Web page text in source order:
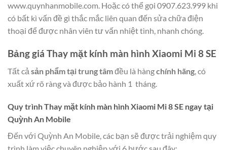
www.quynhanmobile.com. Hoặc có thể gọi 0907.623.999 khi
có bất kì vấn đề gì thắc mắc liên quan đến sửa chữa điện
thoại để được nhân viên tư vấn nhiệt tình, nhanh chóng.
Bảng giá Thay mặt kính màn hình Xiaomi Mi 8 SE
Tất cả sản phẩm tại trung tâmđều là hàngchính hãng , có
xuất xứ rõ ràng và được bảo hành 1 tháng.
Quy trình Thay mặt kính màn hình Xiaomi Mi 8 SE ngay tại
Quỳnh An Mobile
Đến với Quỳnh An Mobile, các bạn sẽ được trải nghiệm quy